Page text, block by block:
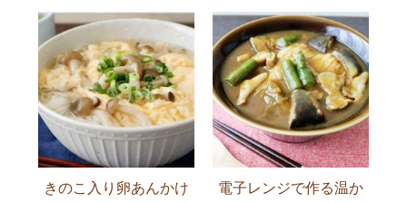
きのこ入り卵あんかけ 電子レンジで作る温か